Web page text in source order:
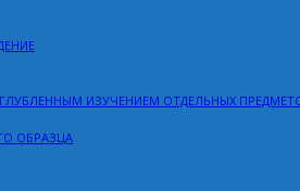
ИЗУЧЕНИЕМ ОТДЕЛЬНЫХ
ОБРАЗЦА